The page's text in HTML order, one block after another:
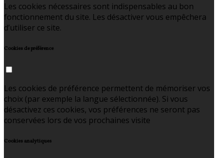
Les cookies nécessaires sont indispensables au bon
fonctionnement du site. Les désactiver vous empêchera
d’utiliser ce site.
Cookies de préférence
Les cookies de préférence permettent de mémoriser vos
choix (par exemple la langue sélectionnée). Si vous
désactivez ces cookies, vos préférences ne seront pas
conservées lors de vos prochaines visite
Cookies analytiques